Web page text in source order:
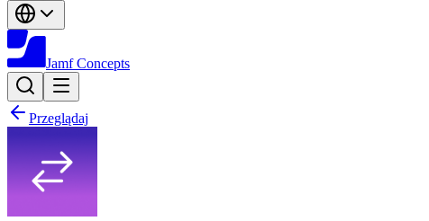
Jamf Concepts
Przeglądaj